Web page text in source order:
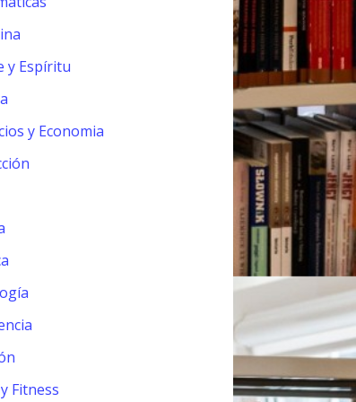
y Espíritu
y Economia
Fitness